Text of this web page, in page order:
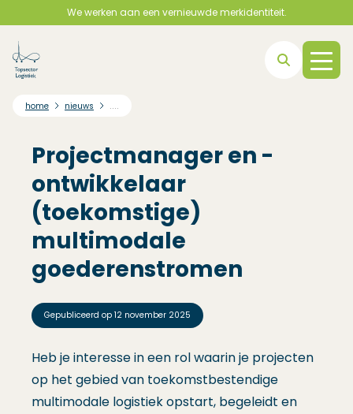
Direct naar hoofdinhoud
Direct naar hoofdnavigatie
Direct naar footer
We werken aan een vernieuwde merkidentiteit.
home nieuws ....
Projectmanager en -
ontwikkelaar
(toekomstige)
multimodale
goederenstromen
Gepubliceerd op 12 november 2025
Heb je interesse in een rol waarin je projecten
op het gebied van toekomstbestendige
multimodale logistiek opstart, begeleidt en